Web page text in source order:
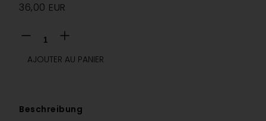
36,00 EUR
Beschreibung
AJOUTER AU PANIER